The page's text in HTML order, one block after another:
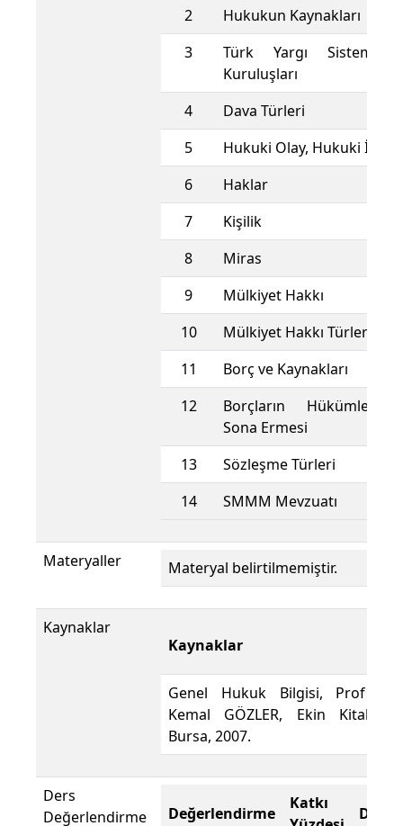
2
Hukukun Kaynakları
3
Türk Yargı Sistemi
Kuruluşları
4
Dava Türleri
5
Hukuki Olay, Hukuki İşlem
6
Haklar
7
Kişilik
8
Miras
9
Mülkiyet Hakkı
10
Mülkiyet Hakkı Türleri
11
Borç ve Kaynakları
12
Borçların Hükümleri,
Sona Ermesi
13
Sözleşme Türleri
14
SMMM Mevzuatı
Materyaller Materyal belirtilmemiştir.
Kaynaklar
Kaynaklar
Genel Hukuk Bilgisi, Prof Dr.
Kemal GÖZLER, Ekin Kitabevi,
Bursa, 2007.
Ders
Değerlendirme
Değerlendirme
Katkı